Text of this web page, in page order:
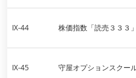
IX-44 株価指数「読売３３３」
IX-45 守屋オプションスクー